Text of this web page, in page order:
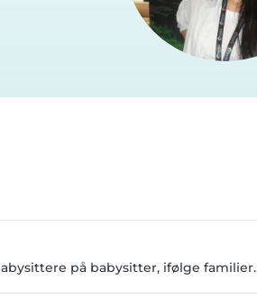
på babysitter, ifølge familier.